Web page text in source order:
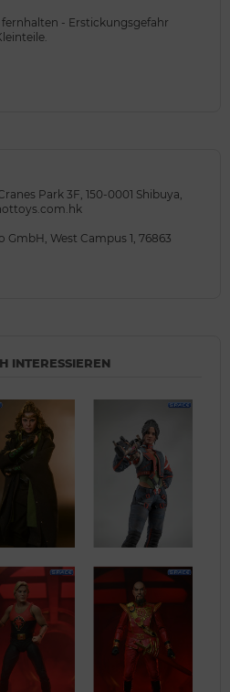
- Erstickungsgefahr
Park 3F, 150-0001 Shibuya,
West Campus 1, 76863
INTERESSIEREN